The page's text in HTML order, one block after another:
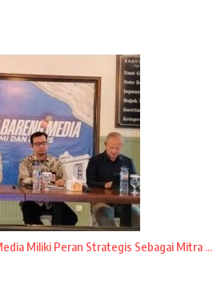
Miliki Peran Strategis Sebagai Mitra ...